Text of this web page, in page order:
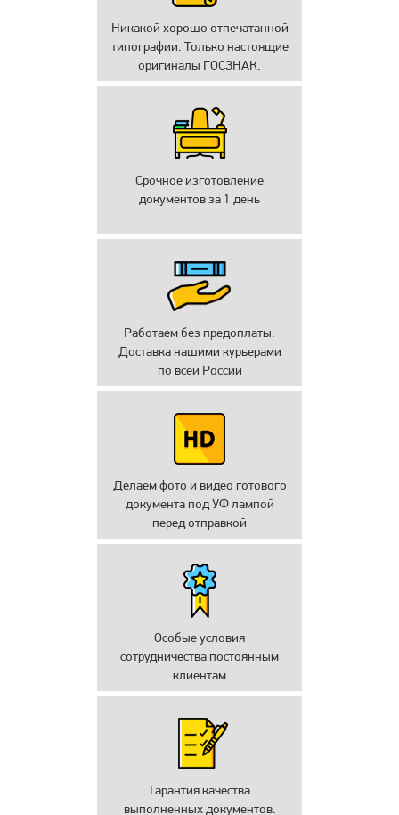
Никакой хорошо отпечатанной
типографии. Только настоящие
оригиналы ГОСЗНАК.
Срочное изготовление
документов за 1 день
Работаем без предоплаты.
Доставка нашими курьерами
по всей России
Делаем фото и видео готового
документа под УФ лампой
перед отправкой
Особые условия
сотрудничества постоянным
клиентам
Гарантия качества
выполненных документов.